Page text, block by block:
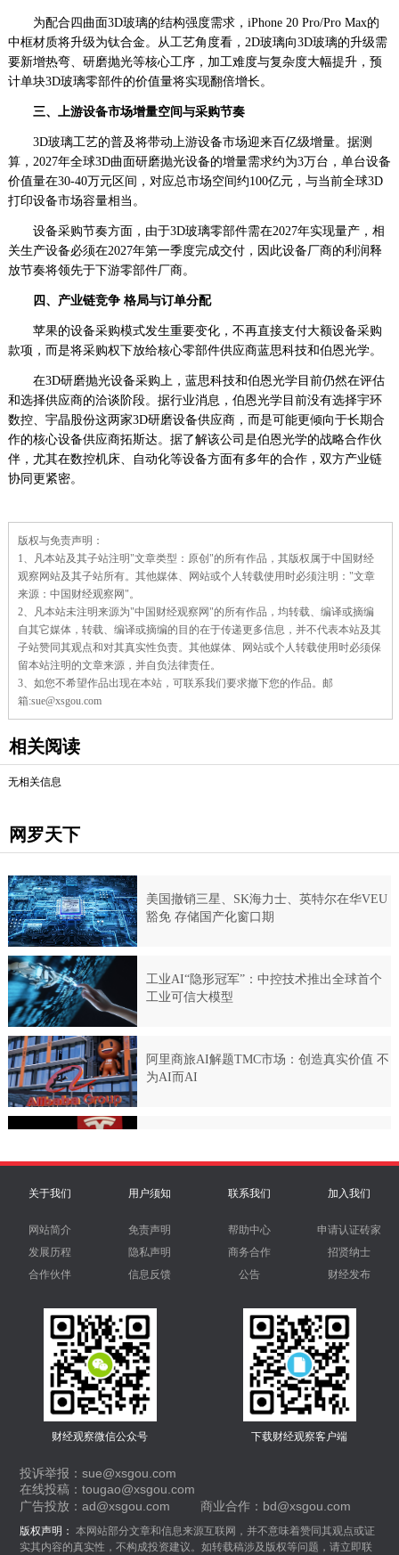
为配合四曲面3D玻璃的结构强度需求，iPhone 20 Pro/Pro Max的
中框材质将升级为钛合金。从工艺角度看，2D玻璃向3D玻璃的升级需
要新增热弯、研磨抛光等核心工序，加工难度与复杂度大幅提升，预
计单块3D玻璃零部件的价值量将实现翻倍增长。
三、上游设备市场增量空间与采购节奏
3D玻璃工艺的普及将带动上游设备市场迎来百亿级增量。据测
算，2027年全球3D曲面研磨抛光设备的增量需求约为3万台，单台设备
价值量在30-40万元区间，对应总市场空间约100亿元，与当前全球3D
打印设备市场容量相当。
设备采购节奏方面，由于3D玻璃零部件需在2027年实现量产，相
关生产设备必须在2027年第一季度完成交付，因此设备厂商的利润释
放节奏将领先于下游零部件厂商。
四、产业链竞争 格局与订单分配
苹果的设备采购模式发生重要变化，不再直接支付大额设备采购
款项，而是将采购权下放给核心零部件供应商蓝思科技和伯恩光学。
在3D研磨抛光设备采购上，蓝思科技和伯恩光学目前仍然在评估
和选择供应商的洽谈阶段。据行业消息，伯恩光学目前没有选择宇环
数控、宇晶股份这两家3D研磨设备供应商，而是可能更倾向于长期合
作的核心设备供应商拓斯达。据了解该公司是伯恩光学的战略合作伙
伴，尤其在数控机床、自动化等设备方面有多年的合作，双方产业链
协同更紧密。
辑：
版权与免责声明：
1、凡本站及其子站注明"文章类型：原创"的所有作品，其版权属于中国财经
观察网站及其子站所有。其他媒体、网站或个人转载使用时必须注明："文章
来源：中国财经观察网"。
2、凡本站未注明来源为"中国财经观察网"的所有作品，均转载、编译或摘编
自其它媒体，转载、编译或摘编的目的在于传递更多信息，并不代表本站及其
子站赞同其观点和对其真实性负责。其他媒体、网站或个人转载使用时必须保
留本站注明的文章来源，并自负法律责任。
3、如您不希望作品出现在本站，可联系我们要求撤下您的作品。邮
箱:sue@xsgou.com
相关阅读
无相关信息
网罗天下
关于我们
网站简介
发展历程
合作伙伴
用户须知
免责声明
隐私声明
信息反馈
联系我们
帮助中心
商务合作
公告
加入我们
申请认证砖家
招贤纳士
财经发布
财经观察微信公众号 下载财经观察客户端
投诉举报：sue@xsgou.com
在线投稿：tougao@xsgou.com
广告投放：ad@xsgou.com
商业合作：bd@xsgou.com
版权声明： 本网站部分文章和信息来源互联网，并不意味着赞同其观点或证
实其内容的真实性，不构成投资建议。如转载稿涉及版权等问题，请立即联